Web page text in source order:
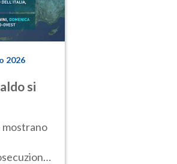
2026
si
mostrano